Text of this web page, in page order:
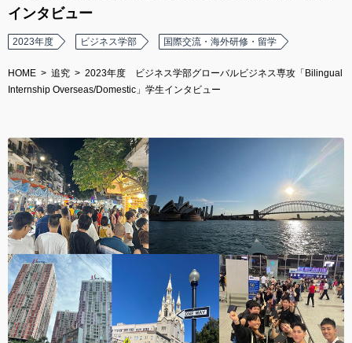
インタビュー
2023年度 ビジネス学部 国際交流・海外研修・留学
HOME 追究
2023年度 ビジネス学部グローバルビジネス専攻「Bilingual
Internship Overseas/Domestic」学生インタビュー